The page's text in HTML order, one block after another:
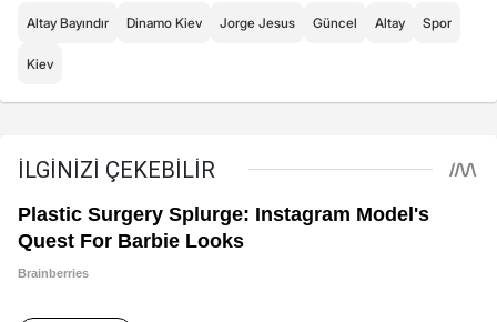
Altay Bayındır Dinamo Kiev Jorge Jesus Güncel Altay Spor
Kiev